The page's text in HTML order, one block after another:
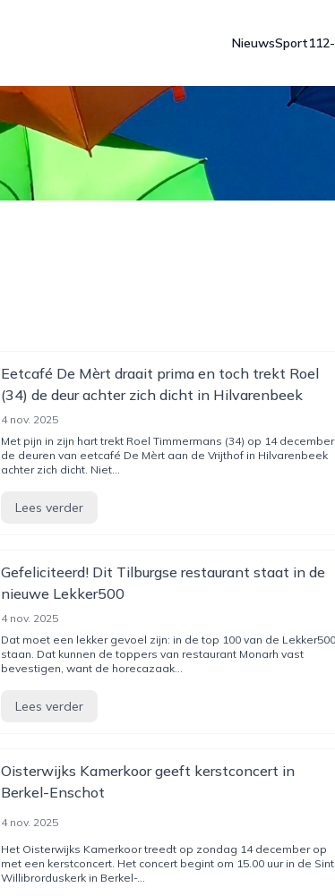
NieuwsSport
Eetcafé De Mèrt draait prima en toch trekt Roel
(34) de deur achter zich dicht in Hilvarenbeek
4 nov. 2025
Met pijn in zijn hart trekt Roel Timmermans (34) op 14 december
de deuren van eetcafé De Mèrt aan de Vrijthof in Hilvarenbeek
achter zich dicht. Niet...
Lees verder
Gefeliciteerd! Dit Tilburgse restaurant staat in de
nieuwe Lekker500
4 nov. 2025
Dat moet een lekker gevoel zijn: in de top 100 van de Lekker500
staan. Dat kunnen de toppers van restaurant Monarh vast
bevestigen, want de horecazaak...
Lees verder
Oisterwijks Kamerkoor geeft kerstconcert in
Berkel-Enschot
4 nov. 2025
Het Oisterwijks Kamerkoor treedt op zondag 14 december op
met een kerstconcert. Het concert begint om 15.00 uur in de Sint
Willibrorduskerk in Berkel-...